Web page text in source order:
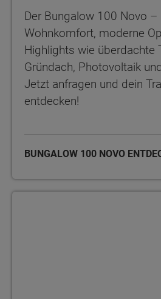
Der Bungalow 100 Novo –
Wohnkomfort, moderne
Highlights wie überdachte
Gründach, Photovoltaik
Jetzt anfragen und dein
entdecken!
BUNGALOW 100 NOVO